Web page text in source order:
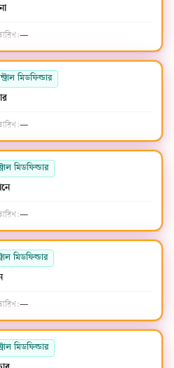
—
মিডফিল্ডার
—
মিডফিল্ডার
—
মিডফিল্ডার
—
মিডফিল্ডার